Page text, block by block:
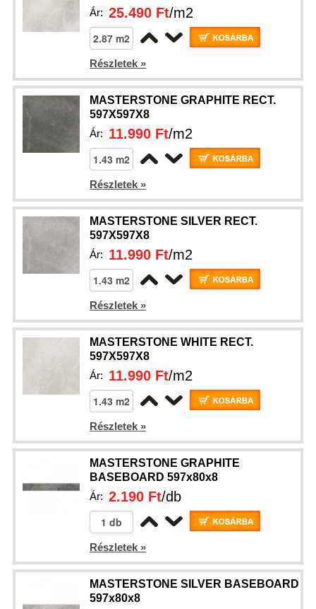
Ár: 25.490 Ft/m2
Részletek »
MASTERSTONE GRAPHITE RECT.
597X597X8
Ár: 11.990 Ft/m2
Részletek »
MASTERSTONE SILVER RECT.
597X597X8
Ár: 11.990 Ft/m2
Részletek »
MASTERSTONE WHITE RECT.
597X597X8
Ár: 11.990 Ft/m2
Részletek »
MASTERSTONE GRAPHITE
BASEBOARD 597x80x8
Ár: 2.190 Ft/db
Részletek »
MASTERSTONE SILVER BASEBOARD
597x80x8